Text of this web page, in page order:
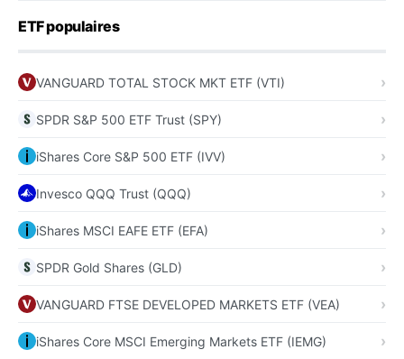
ETF populaires
VANGUARD TOTAL STOCK MKT ETF (VTI)
SPDR S&P 500 ETF Trust (SPY)
iShares Core S&P 500 ETF (IVV)
Invesco QQQ Trust (QQQ)
iShares MSCI EAFE ETF (EFA)
SPDR Gold Shares (GLD)
VANGUARD FTSE DEVELOPED MARKETS ETF (VEA)
iShares Core MSCI Emerging Markets ETF (IEMG)